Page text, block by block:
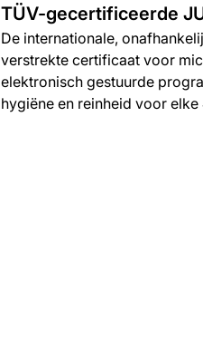
TÜV-gecertificeerde
De internationale,
verstrekte certificaat voor
elektronisch gestuurde
hygiëne en reinheid voor